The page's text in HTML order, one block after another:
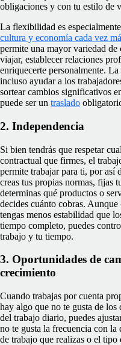
obligaciones y con tu estilo de
La flexibilidad es
cultura y economía cada vez
permite una mayor variedad de
viajar, establecer relaciones
enriquecerte personalmente.
incluso ayudar a los
sortear cambios significativos
puede ser un traslado
2. Independencia
Si bien tendrás que respetar
contractual que firmes, el
permite trabajar para ti, por así
creas tus propias normas, fijas
determinas qué productos o
decides cuánto cobras. Aunque
tengas menos estabilidad que
tiempo completo, puedes
trabajo y tu tiempo.
3. Oportunidades de
crecimiento
Cuando trabajas por cuenta
hay algo que no te gusta de los
del trabajo diario, puedes
no te gusta la frecuencia con la
de trabajo que realizas o el tipo